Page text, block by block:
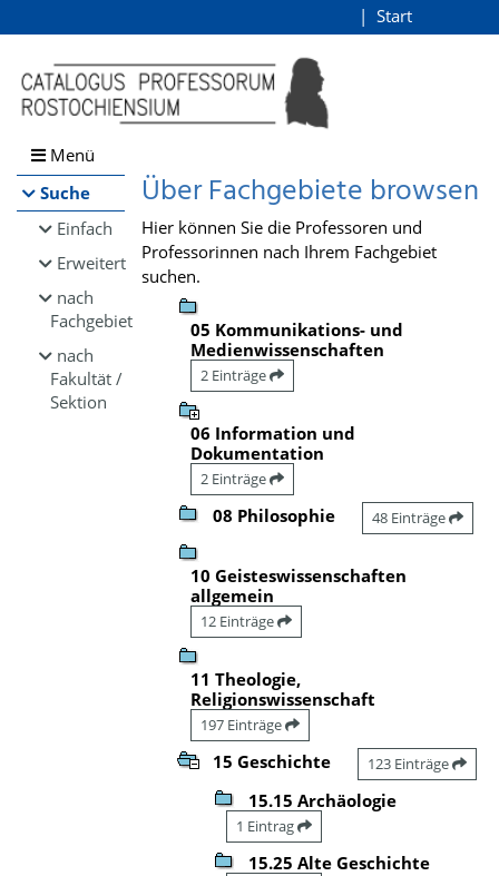
Browsen
direkt zum Inhalt
Start
Menü
Suche
Einfach
Erweitert
nach
Fachgebiet
nach
Fakultät /
Sektion
Über Fachgebiete browsen
Hier können Sie die Professoren und
Professorinnen nach Ihrem Fachgebiet
suchen.
05 Kommunikations- und
Medienwissenschaften
2 Einträge
06 Information und
Dokumentation
2 Einträge
08 Philosophie 48 Einträge
10 Geisteswissenschaften
allgemein
12 Einträge
11 Theologie,
Religionswissenschaft
197 Einträge
15 Geschichte 123 Einträge
15.15 Archäologie
1 Eintrag
15.25 Alte Geschichte